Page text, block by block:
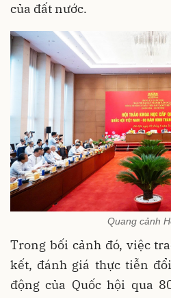
của đất nước.
Quang cảnh
Trong bối cảnh đó, việc
kết, đánh giá thực tiễn
động của Quốc hội qua